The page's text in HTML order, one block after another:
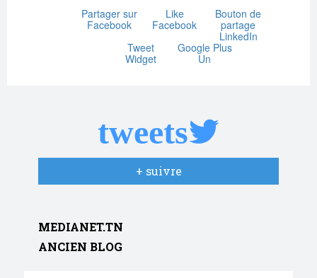
Partager sur
Facebook
Like
Facebook
Bouton de
partage
LinkedIn
Tweet
Widget
Google Plus
Un
tweets
+ suivre
MEDIANET.TN
ANCIEN BLOG